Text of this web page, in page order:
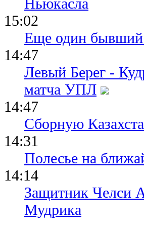
Ньюкасла
15:02
Еще один бывший
14:47
Левый Берег -
матча УПЛ
14:47
Сборную
14:31
Полесье на
14:14
Защитник Челси
Мудрика